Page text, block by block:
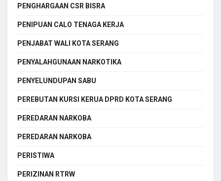
PENGHARGAAN CSR BISRA
PENIPUAN CALO TENAGA KERJA
PENJABAT WALI KOTA SERANG
PENYALAHGUNAAN NARKOTIKA
PENYELUNDUPAN SABU
PEREBUTAN KURSI KERUA DPRD KOTA SERANG
PEREDARAN NARKOBA
PEREDARAN NARKOBA
PERISTIWA
PERIZINAN RTRW